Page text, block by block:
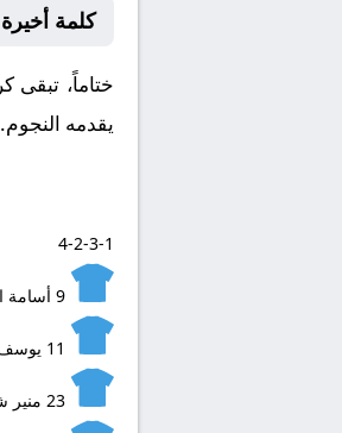
كلمة أخيرة
ختاماً، تبقى
يقدمه
4-2-3-1
9 أسامة
11
23 منير